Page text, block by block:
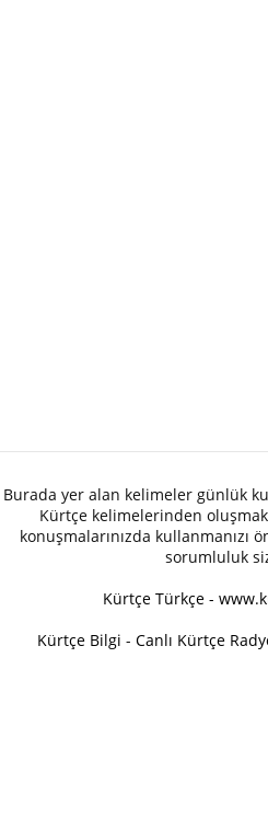
Burada yer alan kelimeler günlük
Kürtçe kelimelerinden
konuşmalarınızda kullanmanızı
sorumluluk
Kürtçe Türkçe -
Kürtçe Bilgi - Canlı Kürtçe